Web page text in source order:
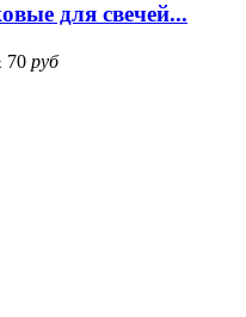
для свечей...
70 руб